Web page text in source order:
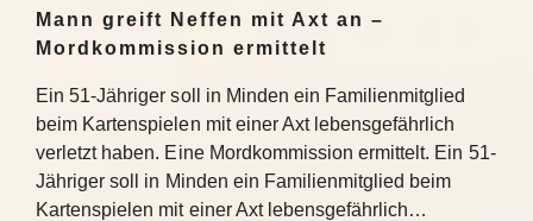
Mann greift Neffen mit Axt an –
Mordkommission ermittelt
Ein 51-Jähriger soll in Minden ein Familienmitglied
beim Kartenspielen mit einer Axt lebensgefährlich
verletzt haben. Eine Mordkommission ermittelt. Ein 51-
Jähriger soll in Minden ein Familienmitglied beim
Kartenspielen mit einer Axt lebensgefährlich…